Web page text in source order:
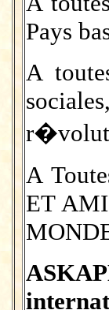
Pays
A
A
ET